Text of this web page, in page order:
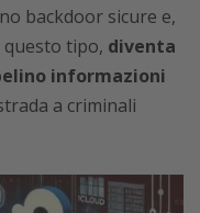
backdoor sicure e,
questo tipo, diventa
informazioni
a criminali